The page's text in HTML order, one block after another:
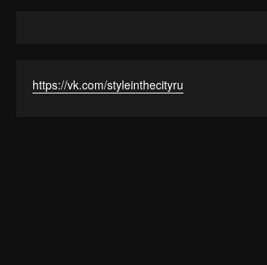
https://vk.com/styleinthecityru